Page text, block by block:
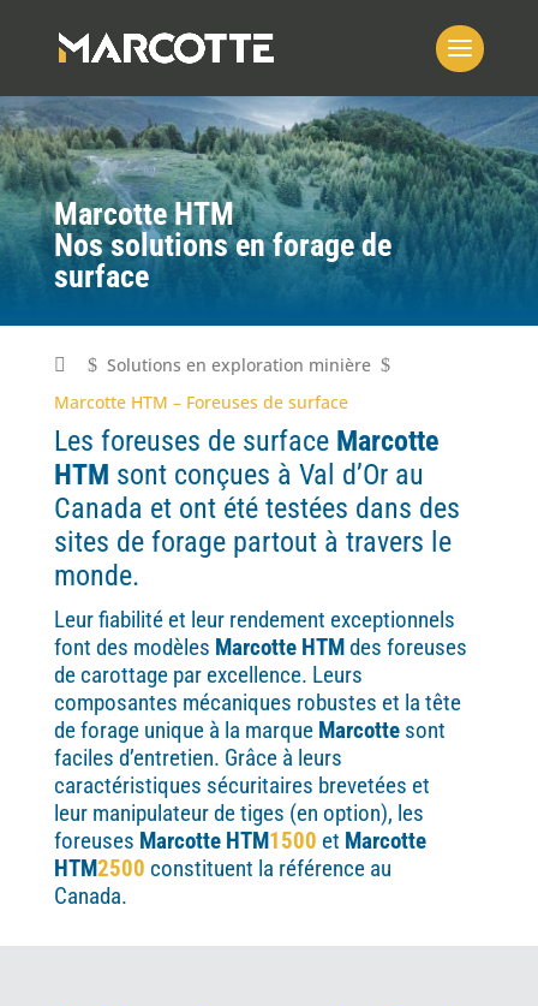
Marcotte HTM
Nos solutions en forage de
surface
$ Solutions en exploration minière $
Marcotte HTM – Foreuses de surface
Les foreuses de surface Marcotte
HTM sont conçues à Val d’Or au
Canada et ont été testées dans des
sites de forage partout à travers le
monde.
Leur fiabilité et leur rendement exceptionnels
font des modèles Marcotte HTMdes foreuses
de carottage par excellence. Leurs
composantes mécaniques robustes et la tête
de forage unique à la marque Marcottesont
faciles d’entretien. Grâce à leurs
caractéristiques sécuritaires brevetées et
leur manipulateur de tiges (en option), les
foreuses Marcotte HTM1500 et Marcotte
HTM2500 constituent la référence au
Canada.